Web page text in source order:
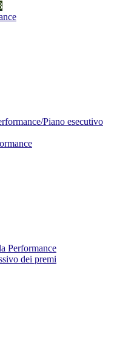
Piano esecutivo
Performance
dei premi